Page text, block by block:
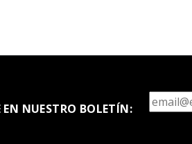
EN NUESTRO BOLETÍN: